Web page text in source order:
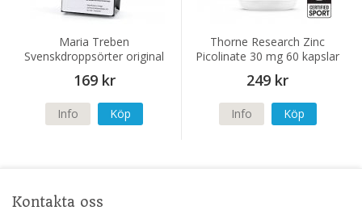
Maria Treben
Svenskdroppsörter original
90g
169 kr
Info Köp
Thorne Research Zinc
Picolinate 30 mg 60 kapslar
(NSF)
249 kr
Info Köp
Kontakta oss